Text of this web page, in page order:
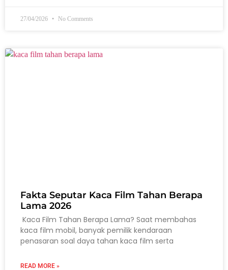
27/04/2026 No Comments
Fakta Seputar Kaca Film Tahan Berapa
Lama 2026
Kaca Film Tahan Berapa Lama? Saat membahas
kaca film mobil, banyak pemilik kendaraan
penasaran soal daya tahan kaca film serta
READ MORE »